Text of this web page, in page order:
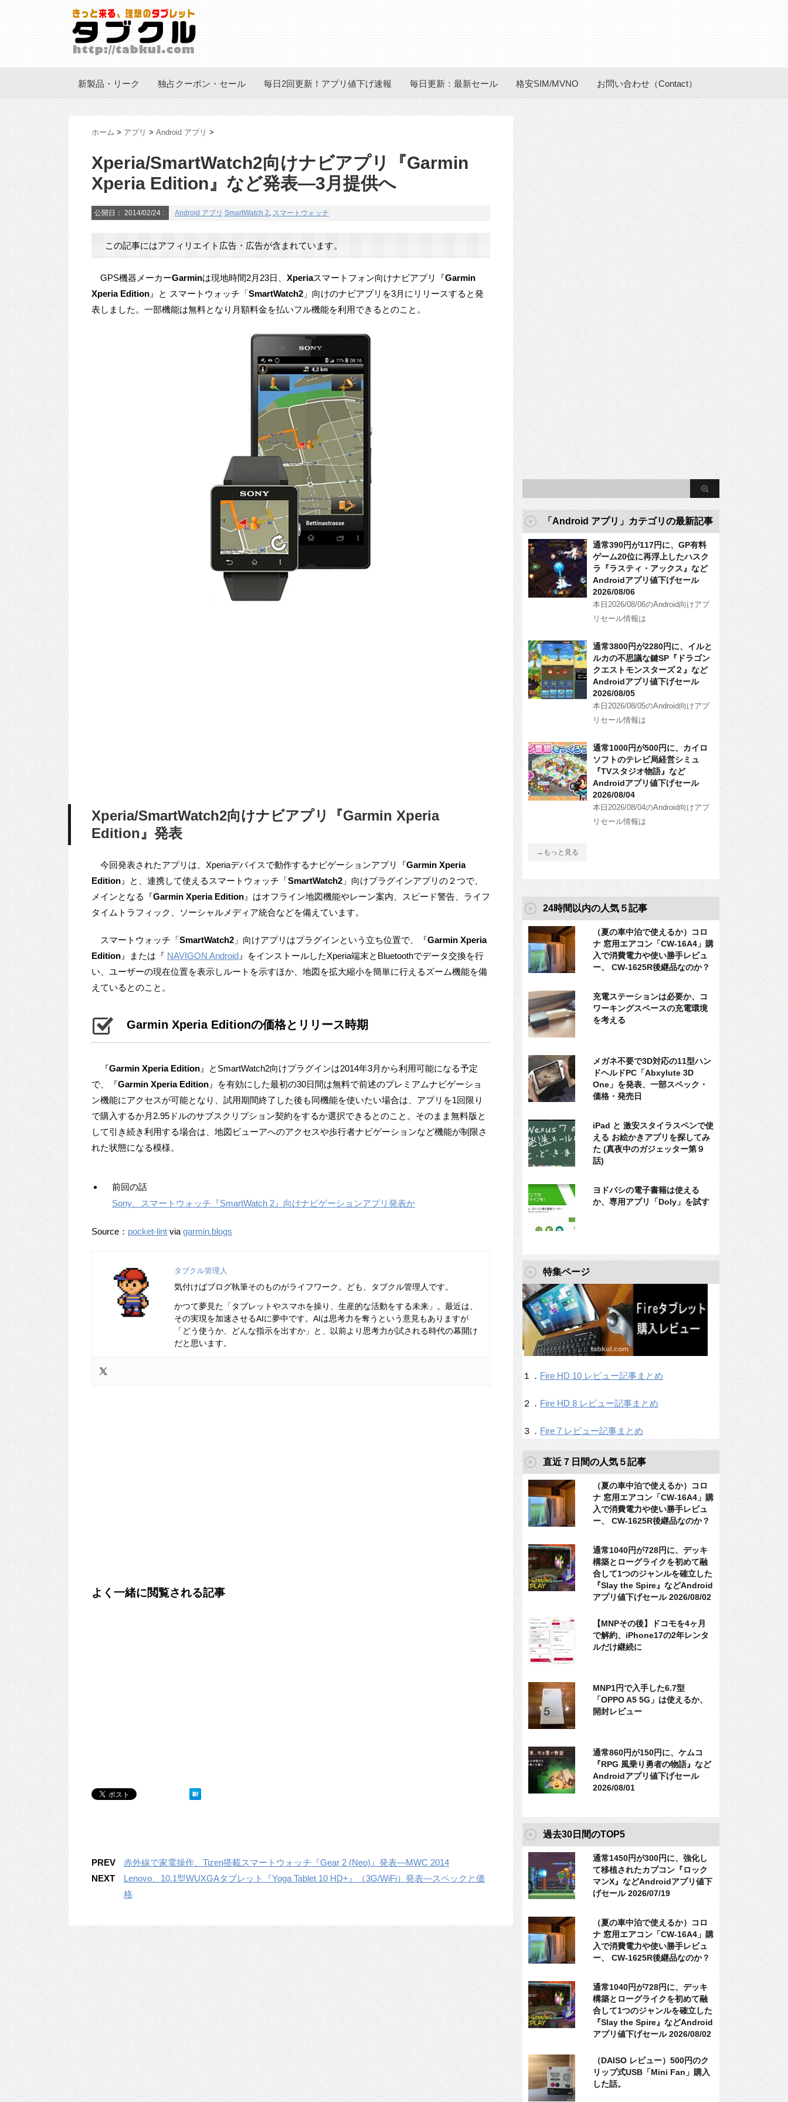
新製品・リーク 独占クーポン・セール 毎日2回更新！アプリ値下げ速報 毎日更新：最新セール 格安SIM/MVNO お問い合わせ（Contact）
ホーム > アプリ > Android アプリ >
Xperia/SmartWatch2向けナビアプリ『Garmin
Xperia Edition』など発表―3月提供へ
公開日： 2014/02/24 : Android アプリ SmartWatch 2, スマートウォッチ
この記事にはアフィリエイト広告・広告が含まれています。
GPS機器メーカーGarminは現地時間2月23日、 Xperiaスマートフォン向けナビアプリ『Garmin
Xperia Edition 』と スマートウォッチ「SmartWatch2 」向けのナビアプリを3月にリリースすると発
表しました。一部機能は無料となり月額料金を払いフル機能を利用できるとのこと。
Xperia/SmartWatch2向けナビアプリ『Garmin Xperia
Edition』発表
今回発表されたアプリは、Xperiaデバイスで動作するナビゲーションアプリ『Garmin Xperia
Edition 』と、連携して使えるスマートウォッチ「SmartWatch2 」向けプラグインアプリの２つで、
メインとなる『Garmin Xperia Edition 』はオフライン地図機能やレーン案内、スピード警告、ライフ
タイムトラフィック、ソーシャルメディア統合などを備えています。
スマートウォッチ「SmartWatch2 」向けアプリはプラグインという立ち位置で、『Garmin Xperia
Edition 』または『 NAVIGON Android 』をインストールしたXperia端末とBluetoothでデータ交換を行
い、ユーザーの現在位置を表示しルートを示すほか、地図を拡大縮小を簡単に行えるズーム機能を備
えているとのこと。
Garmin Xperia Editionの価格とリリース時期
『Garmin Xperia Edition 』とSmartWatch2向けプラグインは2014年3月から利用可能になる予定
で、『Garmin Xperia Edition 』を有効にした最初の30日間は無料で前述のプレミアムナビゲーショ
ン機能にアクセスが可能となり、試用期間終了した後も同機能を使いたい場合は、アプリを1回限り
で購入するか月2.95ドルのサブスクリプション契約をするか選択できるとのこと。そのまま無料版と
して引き続き利用する場合は、地図ビューアへのアクセスや歩行者ナビゲーションなど機能が制限さ
れた状態になる模様。
前回の話
Sony、スマートウォッチ『SmartWatch 2』向けナビゲーションアプリ発表か
Source： pocket-lint via garmin.blogs
タブクル管理人
気付けばブログ執筆そのものがライフワーク。ども、タブクル管理人です。
かつて夢見た「タブレットやスマホを操り、生産的な活動をする未来」。最近は、
その実現を加速させるAIに夢中です。AIは思考力を奪うという意見もありますが
「どう使うか、どんな指示を出すか」と、以前より思考力が試される時代の幕開け
だと思います。
よく一緒に閲覧される記事
PREV
赤外線で家電操作、Tizen搭載スマートウォッチ『Gear 2 (Neo)』発表―MWC 2014
NEXT
Lenovo、10.1型WUXGAタブレット『Yoga Tablet 10 HD+』（3G/WiFi）発表―スペックと価
格
「Android アプリ」カテゴリの最新記事
通常390円が117円に、GP有料
ゲーム20位に再浮上したハスク
ラ『ラスティ・アックス』など
Androidアプリ値下げセール
2026/08/06
本日2026/08/06のAndroid向けアプ
リセール情報は
通常3800円が2280円に、イルと
ルカの不思議な鍵SP『ドラゴン
クエストモンスターズ２』など
Androidアプリ値下げセール
2026/08/05
本日2026/08/05のAndroid向けアプ
リセール情報は
通常1000円が500円に、カイロ
ソフトのテレビ局経営シミュ
『TVスタジオ物語』など
Androidアプリ値下げセール
2026/08/04
本日2026/08/04のAndroid向けアプ
リセール情報は
→もっと見る
24時間以内の人気５記事
（夏の車中泊で使えるか）コロ
ナ 窓用エアコン「CW-16A4」購
入で消費電力や使い勝手レビュ
ー、 CW-1625R後継品なのか？
充電ステーションは必要か、コ
ワーキングスペースの充電環境
を考える
メガネ不要で3D対応の11型ハン
ドヘルドPC「Abxylute 3D
One」を発表、一部スペック・
価格・発売日
iPad と 激安スタイラスペンで使
える お絵かきアプリを探してみ
た (真夜中のガジェッター第９
話)
ヨドバシの電子書籍は使える
か、専用アプリ「Doly」を試す
特集ページ
１． Fire HD 10 レビュー記事まとめ
２． Fire HD 8 レビュー記事まとめ
３． Fire 7 レビュー記事まとめ
直近７日間の人気５記事
（夏の車中泊で使えるか）コロ
ナ 窓用エアコン「CW-16A4」購
入で消費電力や使い勝手レビュ
ー、 CW-1625R後継品なのか？
通常1040円が728円に、デッキ
構築とローグライクを初めて融
合して1つのジャンルを確立した
『Slay the Spire』などAndroid
アプリ値下げセール 2026/08/02
【MNPその後】ドコモを4ヶ月
で解約、iPhone17の2年レンタ
ルだけ継続に
MNP1円で入手した6.7型
「OPPO A5 5G」は使えるか、
開封レビュー
通常860円が150円に、ケムコ
『RPG 風乗り勇者の物語』など
Androidアプリ値下げセール
2026/08/01
過去30日間のTOP5
通常1450円が300円に、強化し
て移植されたカプコン『ロック
マンX』などAndroidアプリ値下
げセール 2026/07/19
（夏の車中泊で使えるか）コロ
ナ 窓用エアコン「CW-16A4」購
入で消費電力や使い勝手レビュ
ー、 CW-1625R後継品なのか？
通常1040円が728円に、デッキ
構築とローグライクを初めて融
合して1つのジャンルを確立した
『Slay the Spire』などAndroid
アプリ値下げセール 2026/08/02
（DAISO レビュー）500円のク
リップ式USB「Mini Fan」購入
した話。